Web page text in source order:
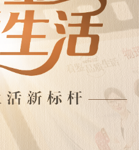
新闻
次
国足 国际足球 网球
足球道路
科普
全民健康 海洋